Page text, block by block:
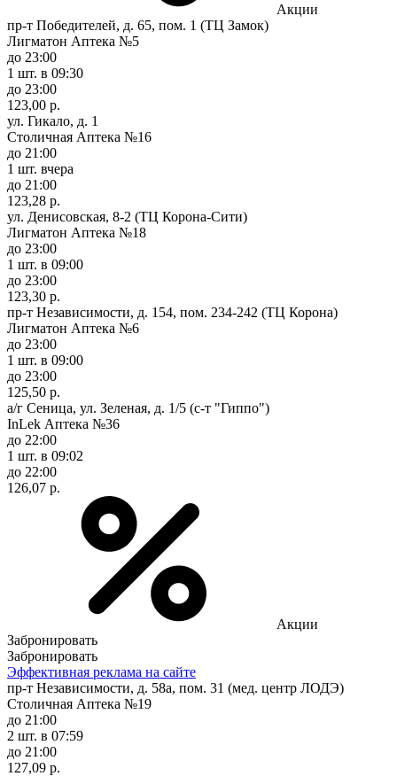
Акции
пр-т Победителей, д. 65, пом. 1 (ТЦ Замок)
Лигматон Аптека №5
до 23:00
1 шт. в 09:30
до 23:00
123,00 р.
ул. Гикало, д. 1
Столичная Аптека №16
до 21:00
1 шт. вчера
до 21:00
123,28 р.
ул. Денисовская, 8-2 (ТЦ Корона-Сити)
Лигматон Аптека №18
до 23:00
1 шт. в 09:00
до 23:00
123,30 р.
пр-т Независимости, д. 154, пом. 234-242 (ТЦ Корона)
Лигматон Аптека №6
до 23:00
1 шт. в 09:00
до 23:00
125,50 р.
а/г Сеница, ул. Зеленая, д. 1/5 (с-т "Гиппо")
InLek Аптека №36
до 22:00
1 шт. в 09:02
до 22:00
126,07 р.
Акции
Забронировать
Забронировать
Эффективная реклама на сайте
пр-т Независимости, д. 58а, пом. 31 (мед. центр ЛОДЭ)
Столичная Аптека №19
до 21:00
2 шт. в 07:59
до 21:00
127,09 р.